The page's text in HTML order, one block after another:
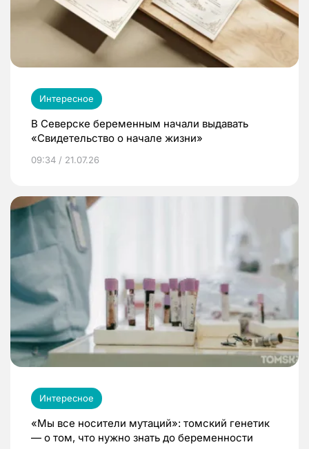
Интересное
В Северске беременным начали выдавать
«Свидетельство о начале жизни»
09:34 / 21.07.26
Интересное
«Мы все носители мутаций»: томский генетик
— о том, что нужно знать до беременности